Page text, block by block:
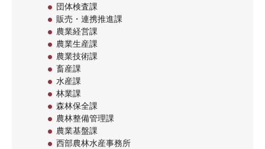
団体検査課
販売・連携推進課
農業経営課
農業生産課
農業技術課
畜産課
水産課
林業課
森林保全課
農林整備管理課
農業基盤課
西部農林水産事務所